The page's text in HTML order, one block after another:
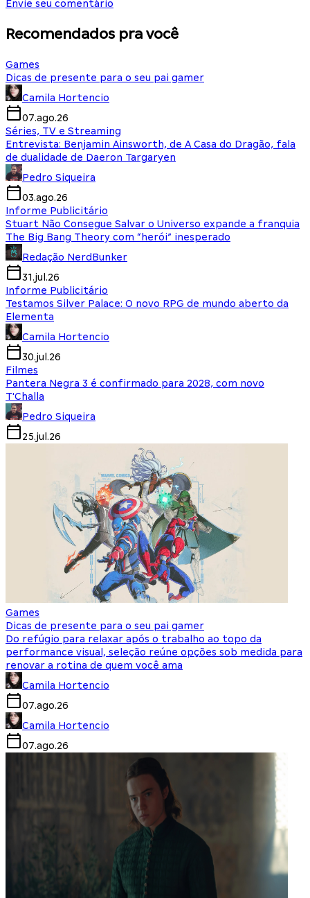
Envie seu comentário
Recomendados pra você
Games
Dicas de presente para o seu pai gamer
Camila Hortencio
07.ago.26
Séries, TV e Streaming
Entrevista: Benjamin Ainsworth, de A Casa do Dragão, fala
de dualidade de Daeron Targaryen
Pedro Siqueira
03.ago.26
Informe Publicitário
Stuart Não Consegue Salvar o Universo expande a franquia
The Big Bang Theory com “herói” inesperado
Redação NerdBunker
31.jul.26
Informe Publicitário
Testamos Silver Palace: O novo RPG de mundo aberto da
Elementa
Camila Hortencio
30.jul.26
Filmes
Pantera Negra 3 é confirmado para 2028, com novo
T'Challa
Pedro Siqueira
25.jul.26
Games
Dicas de presente para o seu pai gamer
Do refúgio para relaxar após o trabalho ao topo da
performance visual, seleção reúne opções sob medida para
renovar a rotina de quem você ama
Camila Hortencio
07.ago.26
Camila Hortencio
07.ago.26